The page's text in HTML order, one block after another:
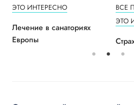
ЭТО ИНТЕРЕСНО
Лечение в санаториях
Европы
ВСЕ
ЭТО